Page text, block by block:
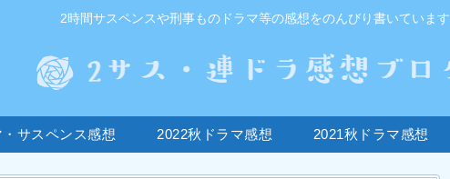
2時間サスペンスや刑事ものドラマ等の感想をのんびり書いています
サスペンス感想 2022秋ドラマ感想 2021秋ドラマ感想